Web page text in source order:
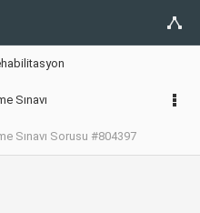
Sınavı
Sınavı Sorusu #804397